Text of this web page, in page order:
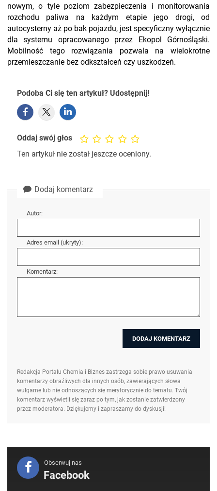
nowym, o tyle poziom zabezpieczenia i monitorowania
rozchodu paliwa na każdym etapie jego drogi, od
autocysterny aż po bak pojazdu, jest specyficzny wyłącznie
dla systemu opracowanego przez Ekopol Górnośląski.
Mobilność tego rozwiązania pozwala na wielokrotne
przemieszczanie bez odkształceń czy uszkodzeń.
Podoba Ci się ten artykuł? Udostępnij!
Oddaj swój głos
Ten artykuł nie został jeszcze oceniony.
Dodaj komentarz
Autor:
Adres email (ukryty):
Komentarz:
Redakcja Portalu Chemia i Biznes zastrzega sobie prawo usuwania
komentarzy obraźliwych dla innych osób, zawierających słowa
wulgarne lub nie odnoszących się merytorycznie do tematu. Twój
komentarz wyświetli się zaraz po tym, jak zostanie zatwierdzony
przez moderatora. Dziękujemy i zapraszamy do dyskusji!
Obserwuj nas
Facebook